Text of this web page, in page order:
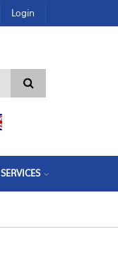
Login
SERVICES